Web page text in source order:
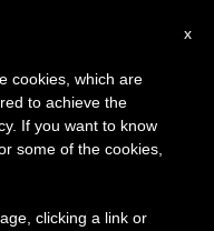
×
haremos la pausa
de verano
y también el
x
cookies, which are
to achieve the
If you want to know
some of the cookies,
clicking a link or